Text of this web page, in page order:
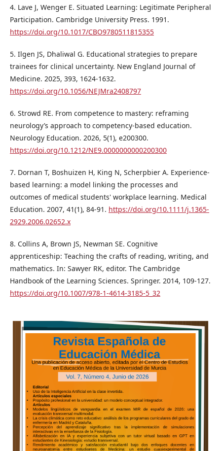
4. Lave J, Wenger E. Situated Learning: Legitimate Peripheral
Participation. Cambridge University Press. 1991.
https://doi.org/10.1017/CBO9780511815355
5. Ilgen JS, Dhaliwal G. Educational strategies to prepare
trainees for clinical uncertainty. New England Journal of
Medicine. 2025, 393, 1624-1632.
https://doi.org/10.1056/NEJMra2408797
6. Strowd RE. From competence to mastery: reframing
neurology’s approach to competency-based education.
Neurology Education. 2026, 5(1), e200300.
https://doi.org/10.1212/NE9.0000000000200300
7. Dornan T, Boshuizen H, King N, Scherpbier A. Experience-
based learning: a model linking the processes and
outcomes of medical students' workplace learning. Medical
Education. 2007, 41(1), 84-91. https://doi.org/10.1111/j.1365-
2929.2006.02652.x
8. Collins A, Brown JS, Newman SE. Cognitive
apprenticeship: Teaching the crafts of reading, writing, and
mathematics. In: Sawyer RK, editor. The Cambridge
Handbook of the Learning Sciences. Springer. 2014, 109-127.
https://doi.org/10.1007/978-1-4614-3185-5_32